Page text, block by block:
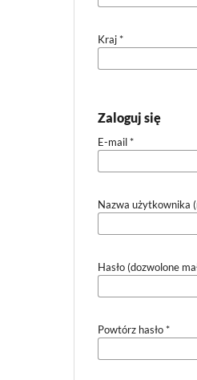
Kraj*
Zaloguj się
E-mail*
Nazwa użytkownika
Hasło (dozwolone
Powtórz hasło*